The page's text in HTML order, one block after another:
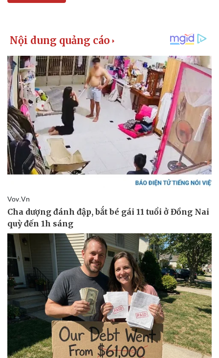
Vụ án
Tin nóng
Tư vấn luật
Vũ khí
Việt Nam
Phân tích